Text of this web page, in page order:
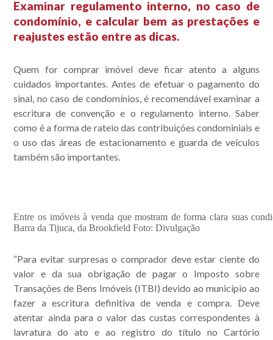
Acompanhe nossas
publicações.
Examinar regulamento interno, no caso de
condomínio, e calcular bem as prestações e
reajustes estão entre as dicas.
Quem for comprar imóvel deve ficar atento a alguns
cuidados importantes. Antes de efetuar o pagamento do
sinal, no caso de condomínios, é recomendável examinar a
escritura de convenção e o regulamento interno. Saber
como é a forma de rateio das contribuições condominiais e
o uso das áreas de estacionamento e guarda de veículos
também são importantes.
Entre os imóveis à venda que mostram de forma clara suas
Barra da Tijuca, da Brookfield Foto: Divulgação
“Para evitar surpresas o comprador deve estar ciente do
valor e da sua obrigação de pagar o Imposto sobre
Transações de Bens Imóveis (ITBI) devido ao município ao
fazer a escritura definitiva de venda e compra. Deve
atentar ainda para o valor das custas correspondentes à
lavratura do ato e ao registro do título no Cartório